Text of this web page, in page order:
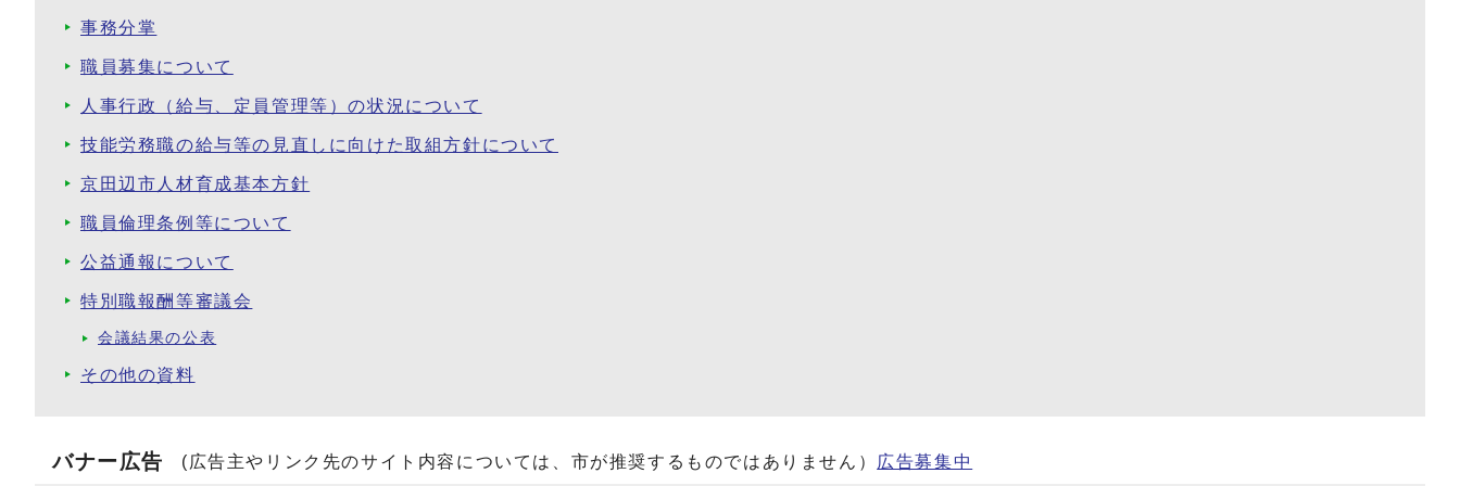
事務分掌
職員募集について
人事行政（給与、定員管理等）の状況について
技能労務職の給与等の見直しに向けた取組方針について
京田辺市人材育成基本方針
職員倫理条例等について
公益通報について
特別職報酬等審議会
会議結果の公表
その他の資料
バナー広告 (広告主やリンク先のサイト内容については、市が推奨するものではありません） 広告募集中